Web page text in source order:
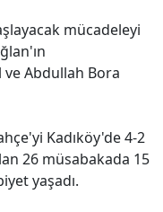
mücadeleyi
ve Abdullah Bora
Kadıköy'de 4-2
26 müsabakada 15
yaşadı.